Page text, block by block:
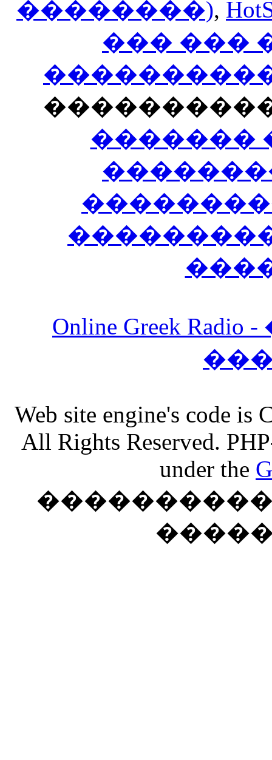
��������),
��� ���
�������
Online Greek
Web site engine's code
All Rights Reserved.
under the
����������